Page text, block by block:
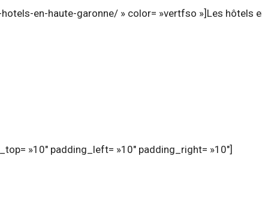
en-haute-garonne/ » color= »vertfso »]Les hôtels
»10″ padding_left= »10″ padding_right= »10″]